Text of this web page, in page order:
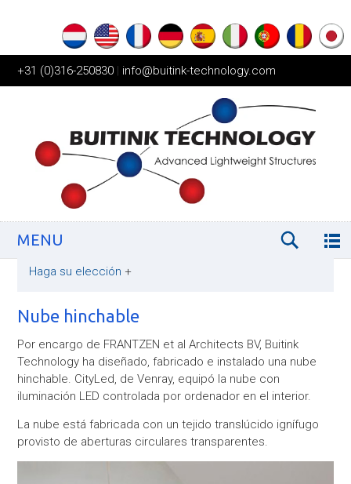
+31 (0)316-250830 | info@buitink-technology.com
MENU
Haga su elección +
Nube hinchable
Por encargo de FRANTZEN et al Architects BV, Buitink
Technology ha diseñado, fabricado e instalado una nube
hinchable. CityLed, de Venray, equipó la nube con
iluminación LED controlada por ordenador en el interior.
La nube está fabricada con un tejido translúcido ignífugo
provisto de aberturas circulares transparentes.